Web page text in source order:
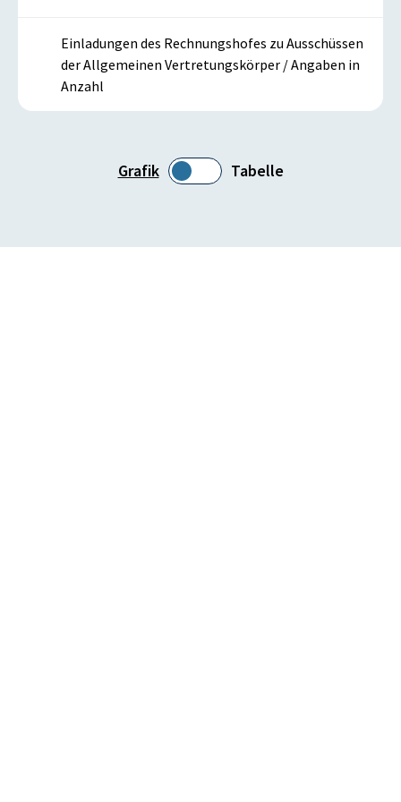
Grafik Tabelle
Einladungen des Rechnungshofes zu Ausschüssen
der Allgemeinen Vertretungskörper / Angaben in
Anzahl